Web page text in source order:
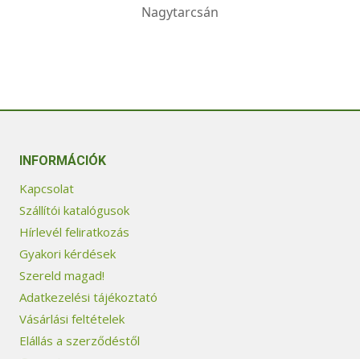
Nagytarcsán
INFORMÁCIÓK
Kapcsolat
Szállítói katalógusok
Hírlevél feliratkozás
Gyakori kérdések
Szereld magad!
Adatkezelési tájékoztató
Vásárlási feltételek
Elállás a szerződéstől